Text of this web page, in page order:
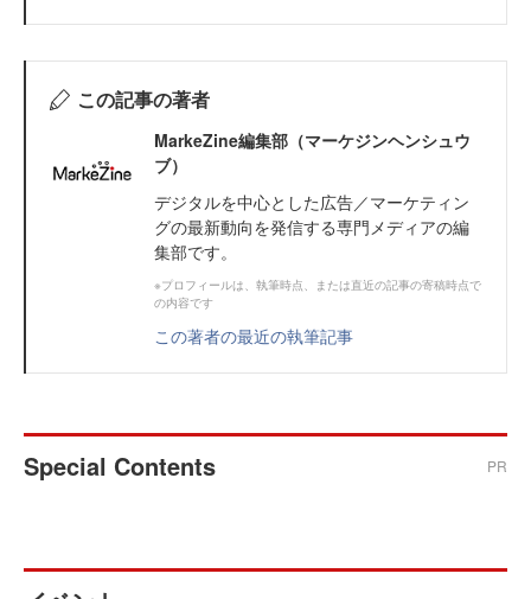
この記事の著者
MarkeZine編集部（マーケジンヘンシュウ
ブ）
デジタルを中心とした広告／マーケティン
グの最新動向を発信する専門メディアの編
集部です。
※プロフィールは、執筆時点、または直近の記事の寄稿時点で
の内容です
この著者の最近の執筆記事
Special Contents PR